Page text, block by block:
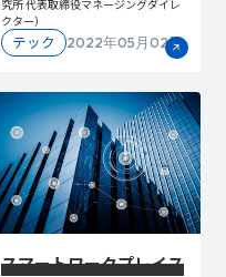
究所 代表取締役マネージングダイレ
クター）
2022年05月02日
テック
スマートワークプレイス